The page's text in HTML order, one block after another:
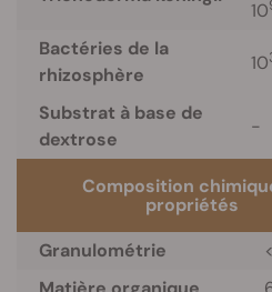
10
Bactéries de la
rhizosphère
10
Substrat à base de
dextrose
-
Composition
propriétés
Granulométrie